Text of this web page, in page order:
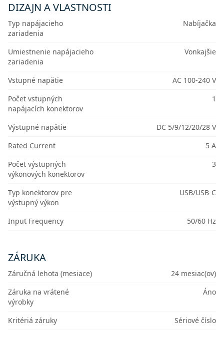
DIZAJN A VLASTNOSTI
Typ napájacieho
zariadenia
Nabíjačka
Umiestnenie napájacieho
zariadenia
Vonkajšie
Vstupné napätie
AC 100-240 V
Počet vstupných
napájacích konektorov
1
Výstupné napätie
DC 5/9/12/20/28 V
Rated Current
5 A
Počet výstupných
výkonových konektorov
3
Typ konektorov pre
výstupný výkon
USB/USB-C
Input Frequency 50/60 Hz
ZÁRUKA
Záručná lehota (mesiace)
24 mesiac(ov)
Záruka na vrátené
výrobky
Áno
Kritériá záruky Sériové číslo